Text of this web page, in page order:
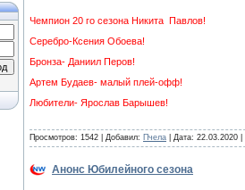
Чемпион 20 го сезона Никита Павлов!
Серебро-Ксения Обоева!
Бронза- Даниил Перов!
Артем Будаев- малый плей-офф!
Любители- Ярослав Барышев!
Просмотров: 1542 | Добавил: Пчела | Дата: 22.03.2020
Анонс Юбилейного сезона